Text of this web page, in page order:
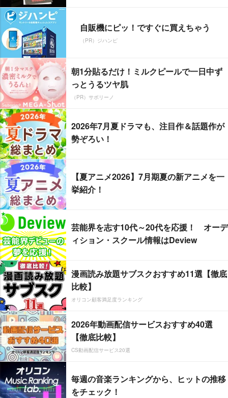
自販機にピッ！ですぐに買えちゃう
（PR）ジハンピ
朝1分貼るだけ！ミルクピールで一日中ず
っとうるツヤ肌
（PR）サボリーノ
2026年7月夏ドラマも、注目作＆話題作が
勢ぞろい！
【夏アニメ2026】7月期夏の新アニメを一
挙紹介！
芸能界を志す10代～20代を応援！ オーデ
ィション・スクール情報はDeview
漫画読み放題サブスクおすすめ11選【徹底
比較】
オリコン顧客満足度ランキング
2026年動画配信サービスおすすめ40選
【徹底比較】
CS動画配信サービス20選
毎週の音楽ランキングから、ヒットの推移
をチェック！